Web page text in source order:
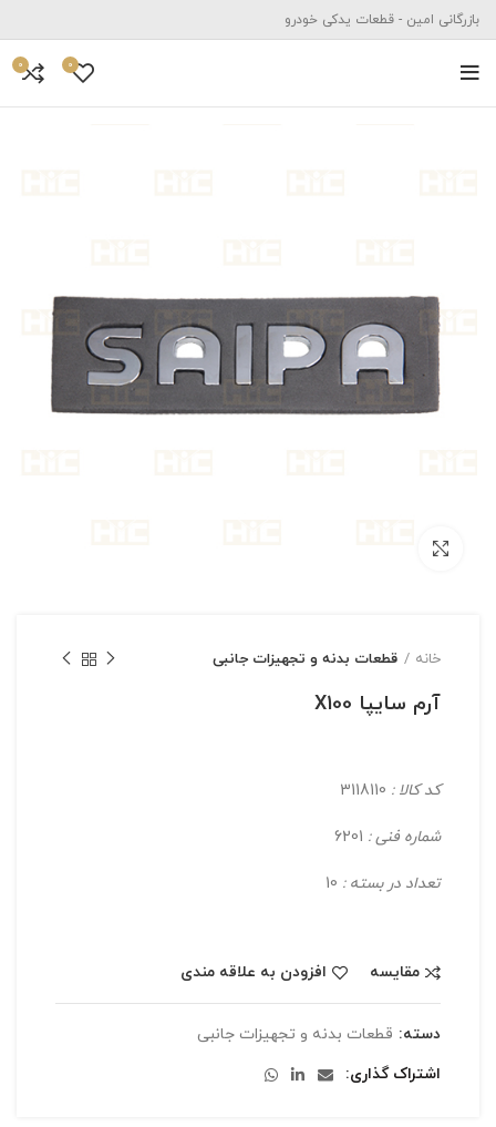
بازرگانی امین - قطعات یدکی خودرو
0
0
خانه قطعات بدنه و تجهیزات جانبی
آرم سایپا X100
کد کالا :
شماره فنی :
تعداد در بسته :
مقایسه افزودن به علاقه مندی
دسته: قطعات بدنه و تجهیزات جانبی
اشتراک گذاری